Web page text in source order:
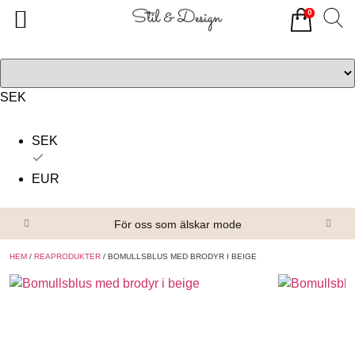
SEK
SEK
EUR
För oss som älskar mode
HEM / REAPRODUKTER / BOMULLSBLUS MED BRODYR I BEIGE
0
Alla produkter
Om oss